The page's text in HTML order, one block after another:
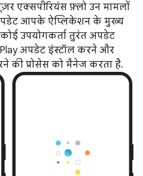
एक्सपीरियंस फ़्लो उन मामलों
आपके ऐप्लिकेशन के मुख्य
उपयोगकर्ता तुरंत अपडेट
Play अपडेट इंस्टॉल करने और
की प्रोसेस को मैनेज करता है.